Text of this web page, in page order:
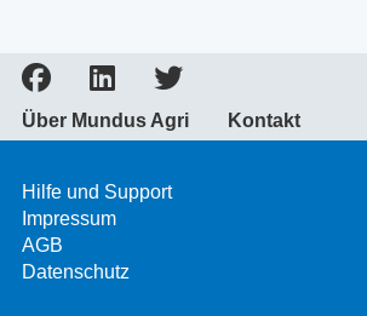
Über Mundus Agri Kontakt
Hilfe und Support
Impressum
AGB
Datenschutz